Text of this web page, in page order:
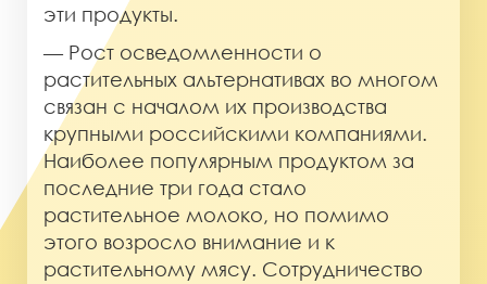
эти продукты.
— Рост осведомленности о
растительных альтернативах во многом
связан с началом их производства
крупными российскими компаниями.
Наиболее популярным продуктом за
последние три года стало
растительное молоко, но помимо
этого возросло внимание и к
растительному мясу. Сотрудничество